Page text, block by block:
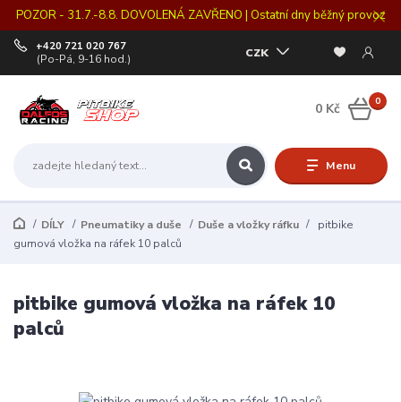
POZOR - 31.7.-8.8. DOVOLENÁ ZAVŘENO | Ostatní dny běžný provoz
Menu
CZK
+420 721 020 767
(Po-Pá, 9-16 hod.)
0
0 Kč
DÍLY Pneumatiky a duše Duše a vložky ráfku
pitbike
gumová vložka na ráfek 10 palců
pitbike gumová vložka na ráfek 10
palců